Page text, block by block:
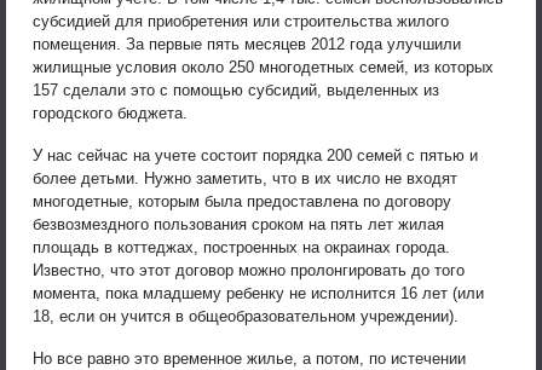
субсидией для приобретения или строительства жилого
помещения. За первые пять месяцев 2012 года улучшили
жилищные условия около 250 многодетных семей, из которых
157 сделали это с помощью субсидий, выделенных из
городского бюджета.
У нас сейчас на учете состоит порядка 200 семей с пятью и
более детьми. Нужно заметить, что в их число не входят
многодетные, которым была предоставлена по договору
безвозмездного пользования сроком на пять лет жилая
площадь в коттеджах, построенных на окраинах города.
Известно, что этот договор можно пролонгировать до того
момента, пока младшему ребенку не исполнится 16 лет (или
18, если он учится в общеобразовательном учреждении).
Но все равно это временное жилье, а потом, по истечении